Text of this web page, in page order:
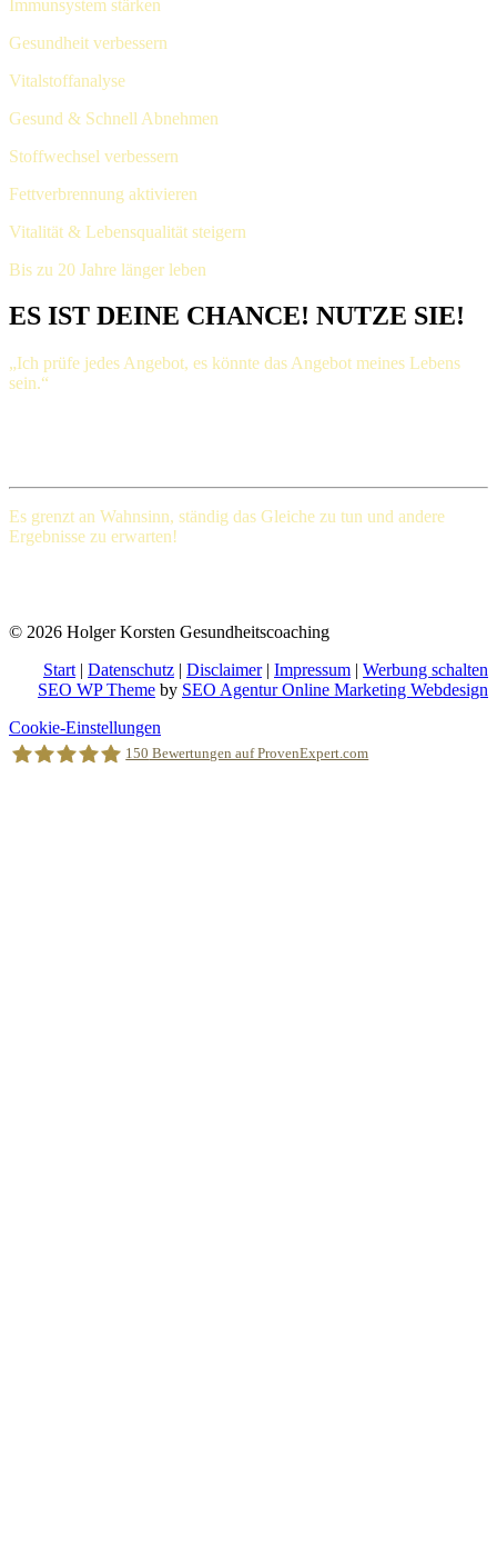
Immunsystem stärken
Gesundheit verbessern
Vitalstoffanalyse
Gesund & Schnell Abnehmen
Stoffwechsel verbessern
Fettverbrennung aktivieren
Vitalität & Lebensqualität steigern
Bis zu 20 Jahre länger leben
ES IST DEINE CHANCE! NUTZE SIE!
„Ich prüfe jedes Angebot, es könnte das Angebot meines Lebens
sein.“
Es grenzt an Wahnsinn, ständig das Gleiche zu tun und andere
Ergebnisse zu erwarten!
© 2026 Holger Korsten Gesundheitscoaching
Start | Datenschutz | Disclaimer| Impressum | Werbung schalten
SEO WP Theme by SEO Agentur Online Marketing Webdesign
Nach
oben
scrollen
Cookie-Einstellungen
150 Bewertungen auf ProvenExpert.com